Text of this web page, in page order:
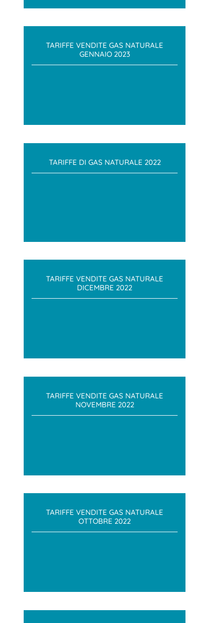
TARIFFE VENDITE GAS NATURALE
GENNAIO 2023
TARIFFE DI GAS NATURALE 2022
TARIFFE VENDITE GAS NATURALE
DICEMBRE 2022
TARIFFE VENDITE GAS NATURALE
NOVEMBRE 2022
TARIFFE VENDITE GAS NATURALE
OTTOBRE 2022